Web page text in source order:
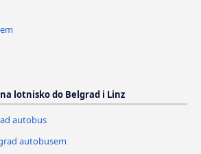
lotnisko do Belgrad i Linz
autobus
autobusem